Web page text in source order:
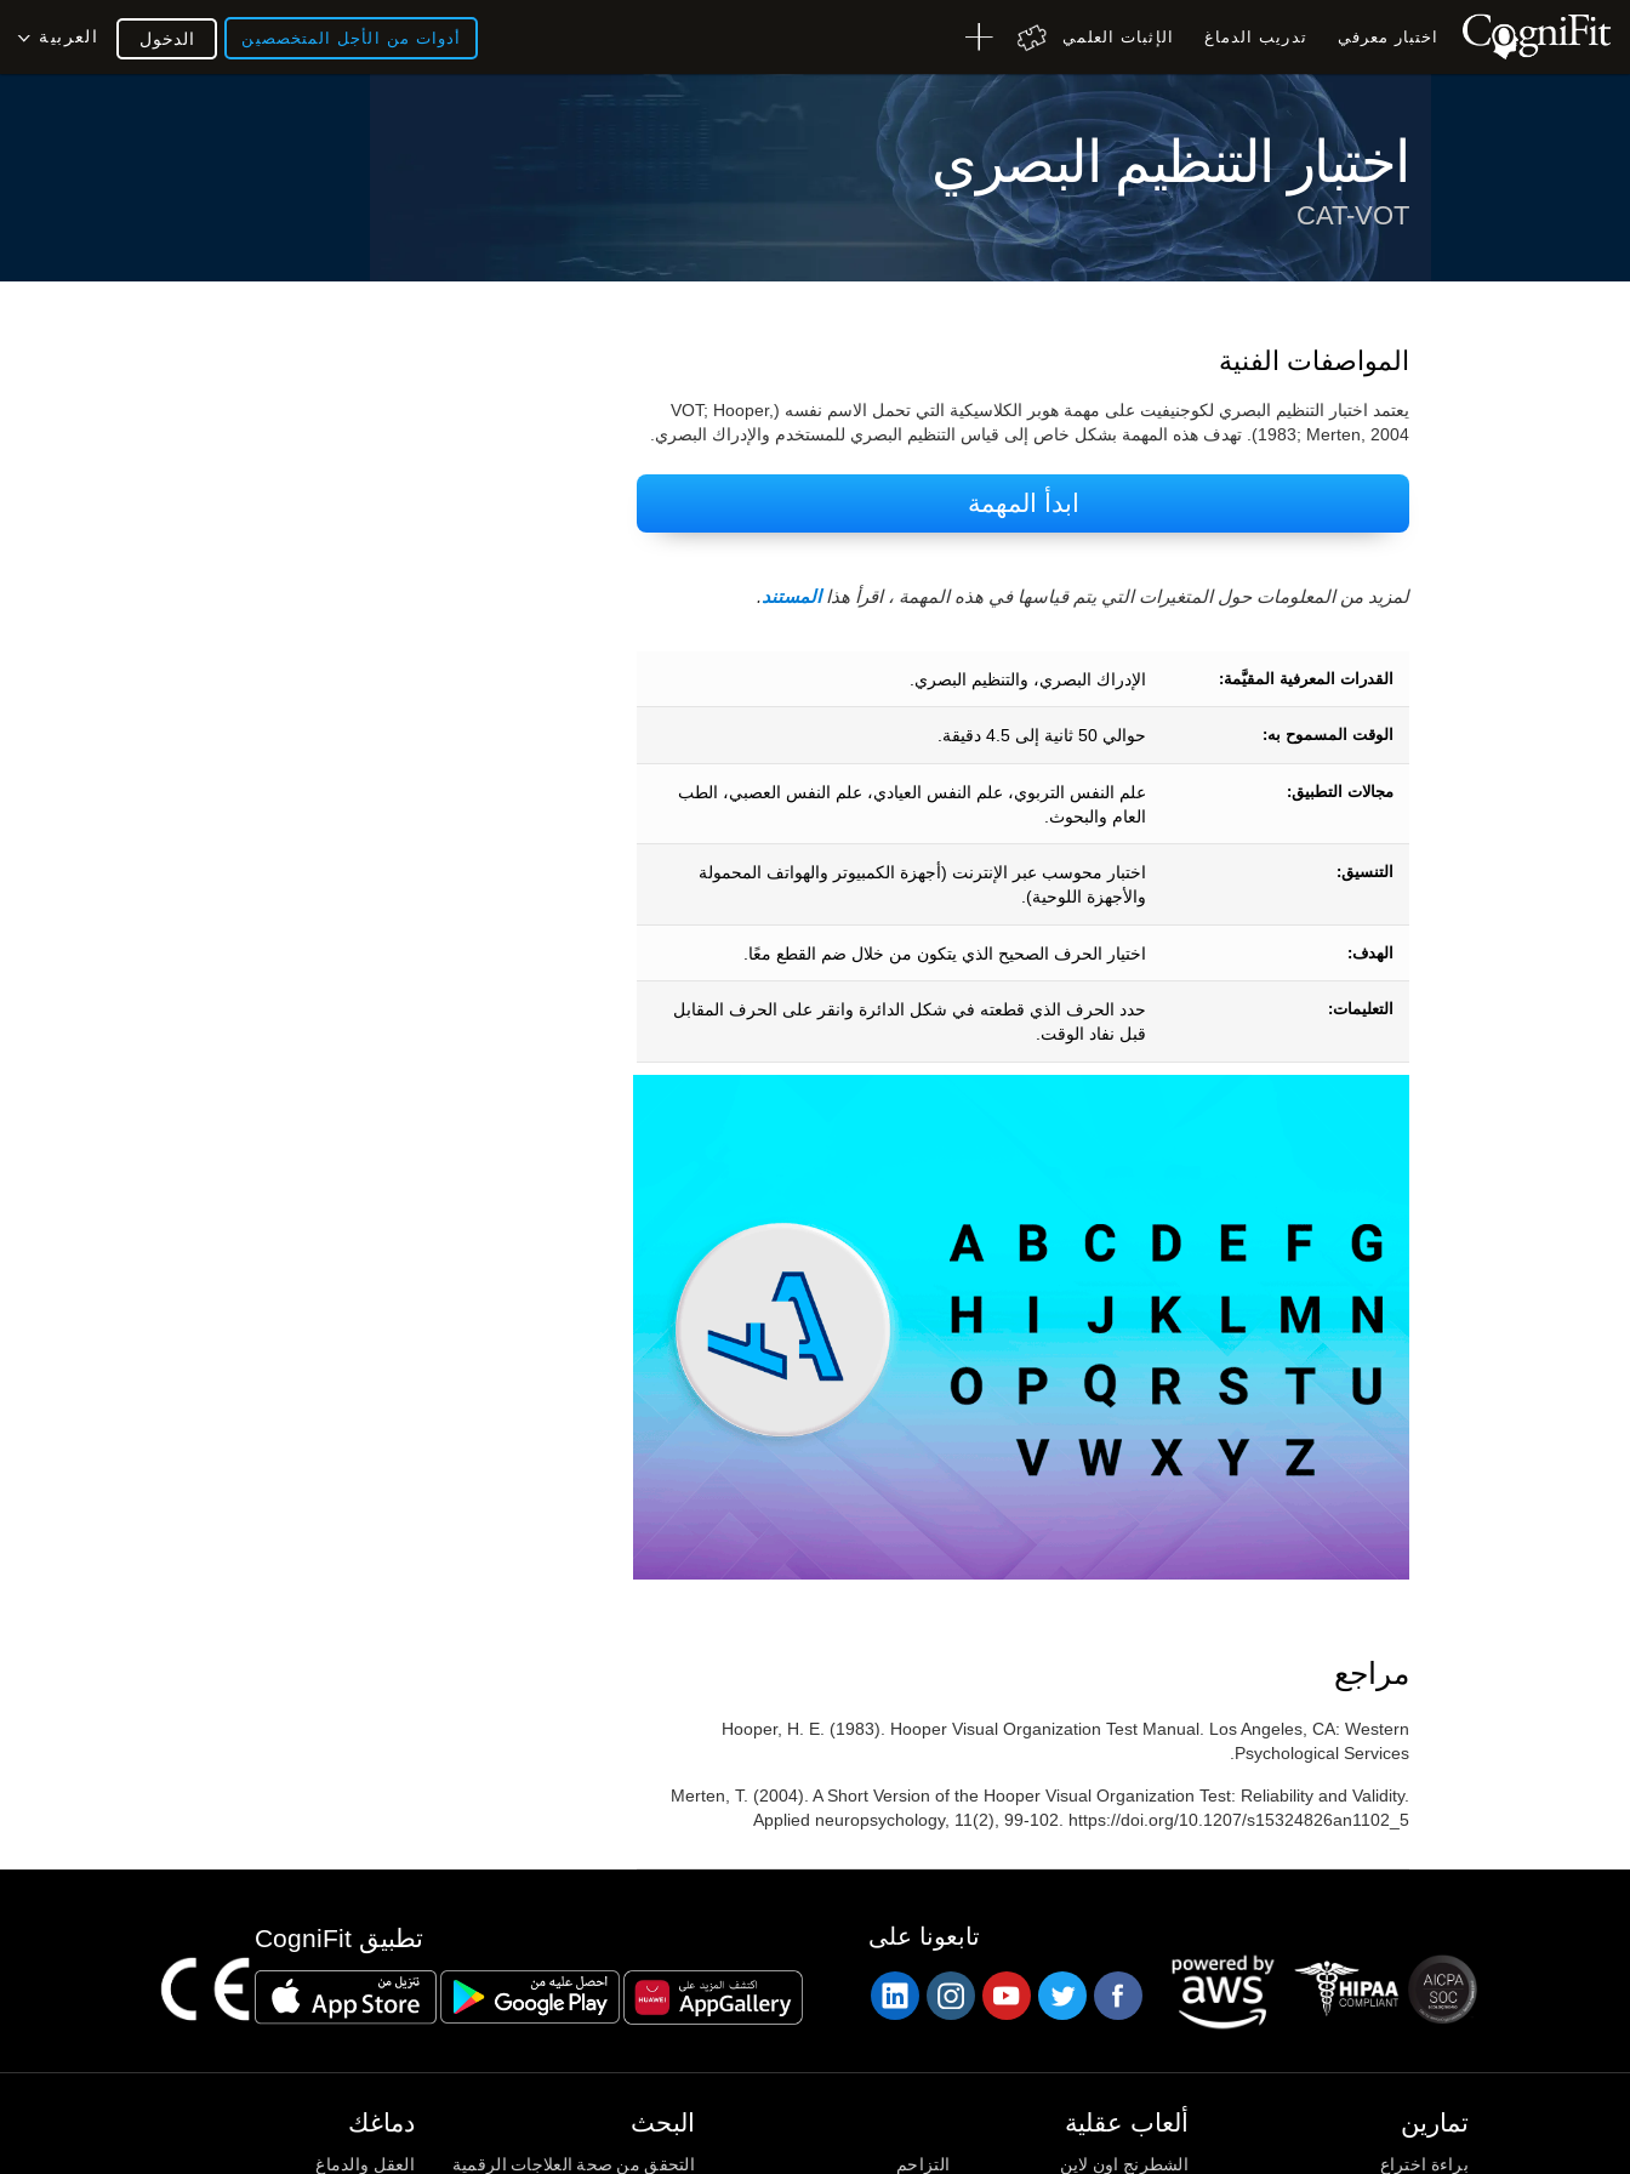
اختبار معرفي تدريب الدماغ الإثبات العلمي أدوات من الأجل المتخصصين العربية الدخول
اختبار التنظيم البصري
CAT-VOT
المواصفات الفنية
يعتمد اختبار التنظيم البصري لكوجنيفيت على مهمة هوبر الكلاسيكية التي تحمل الاسم نفسه (VOT; Hooper,
1983; Merten, 2004). تهدف هذه المهمة بشكل خاص إلى قياس التنظيم البصري للمستخدم والإدراك البصري.
ابدأ المهمة
لمزيد من المعلومات حول المتغيرات التي يتم قياسها في هذه المهمة ، اقرأ هذاالمستند.
القدرات المعرفية المقيَّمة: الإدراك البصري، والتنظيم البصري.
الوقت المسموح به: حوالي 50 ثانية إلى 4.5 دقيقة.
مجالات التطبيق:
علم النفس التربوي، علم النفس العيادي، علم النفس العصبي، الطب
العام والبحوث.
التنسيق:
اختبار محوسب عبر الإنترنت (أجهزة الكمبيوتر والهواتف المحمولة
والأجهزة اللوحية).
الهدف: اختيار الحرف الصحيح الذي يتكون من خلال ضم القطع معًا.
التعليمات:
حدد الحرف الذي قطعته في شكل الدائرة وانقر على الحرف المقابل
قبل نفاد الوقت.
مراجع
Hooper, H. E. (1983). Hooper Visual Organization Test Manual. Los Angeles, CA: Western
Psychological Services.
Merten, T. (2004). A Short Version of the Hooper Visual Organization Test: Reliability and Validity.
Applied neuropsychology, 11(2), 99-102. https://doi.org/10.1207/s15324826an1102_5
تطبيق CogniFit تابعونا على
دماغك
العقل والدماغ
البحث
التحقق من صحة العلاجات الرقمية
ألعاب عقلية
الشطرنج اون لاين التزاحم
تمارين
براءة اختراع